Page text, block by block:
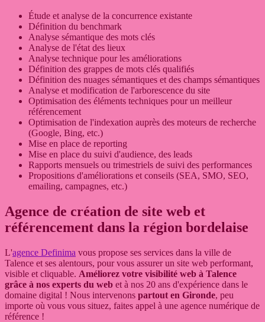
Étude et analyse de la concurrence existante
Définition du benchmark
Analyse sémantique des mots clés
Analyse de l'état des lieux
Analyse technique pour les améliorations
Définition des grappes de mots clés qualifiés
Définition des nuages sémantiques et des champs sémantiques
Analyse et modification de l'arborescence du site
Optimisation des éléments techniques pour un meilleur
référencement
Optimisation de l'indexation auprès des moteurs de recherche
(Google, Bing, etc.)
Mise en place de reporting
Mise en place du suivi d'audience, des leads
Rapports mensuels ou trimestriels de suivi des performances
Propositions d'améliorations et conseils (SEA, SMO, SEO,
emailing, campagnes, etc.)
Agence de création de site web et
référencement dans la région bordelaise
L'agence Definima vous propose ses services dans la ville de
Talence et ses alentours, pour vous assurer un site web performant,
visible et cliquable. Améliorez votre visibilité web à Talence
grâce à nos experts du web et à nos 20 ans d'expérience dans le
domaine digital ! Nous intervenons partout en Gironde, peu
importe où vous vous situez, faites appel à une agence numérique de
référence !